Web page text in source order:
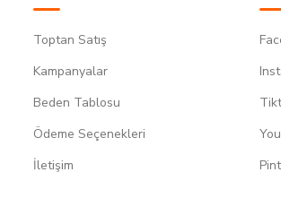
Toptan Satış
Kampanyalar
Beden Tablosu
Ödeme Seçenekleri
İletişim